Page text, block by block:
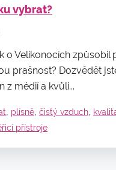
vybrat?
o Velikonocích způsobil
prašnost? Dozvědět
z médií a kvůli...
, plísně, čistý vzduch,
přístroje